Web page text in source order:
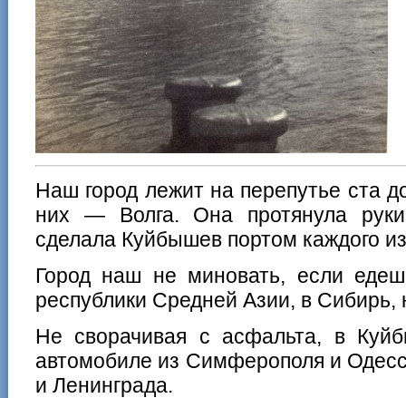
Наш город лежит на перепутье ста
них — Волга. Она протянула
сделала Куйбышев портом каждого
Город наш не миновать, если
республики Средней Азии, в Сибирь,
Не сворачивая с асфальта, в
автомобиле из Симферополя и
и Ленинграда.